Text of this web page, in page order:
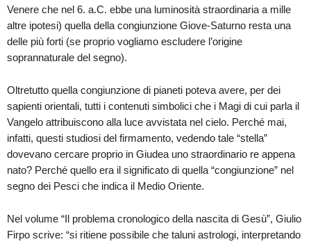
Venere che nel 6. a.C. ebbe una luminosità straordinaria a mille
altre ipotesi) quella della congiunzione Giove-Saturno resta una
delle più forti (se proprio vogliamo escludere l’origine
soprannaturale del segno).
Oltretutto quella congiunzione di pianeti poteva avere, per dei
sapienti orientali, tutti i contenuti simbolici che i Magi di cui parla il
Vangelo attribuiscono alla luce avvistata nel cielo. Perché mai,
infatti, questi studiosi del firmamento, vedendo tale “stella”
dovevano cercare proprio in Giudea uno straordinario re appena
nato? Perché quello era il significato di quella “congiunzione” nel
segno dei Pesci che indica il Medio Oriente.
Nel volume “Il problema cronologico della nascita di Gesù”, Giulio
Firpo scrive: “si ritiene possibile che taluni astrologi, interpretando